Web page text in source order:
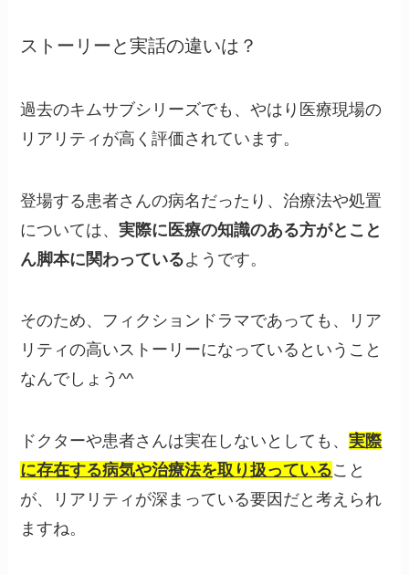
ストーリーと実話の違いは？
過去のキムサブシリーズでも、やはり医療現場の
リアリティが高く評価されています。
登場する患者さんの病名だったり、治療法や処置
については、実際に医療の知識のある方がとこと
ん脚本に関わっているようです。
そのため、フィクションドラマであっても、リア
リティの高いストーリーになっているということ
なんでしょう^^
ドクターや患者さんは実在しないとしても、実際
に存在する病気や治療法を取り扱っていること
が、リアリティが深まっている要因だと考えられ
ますね。